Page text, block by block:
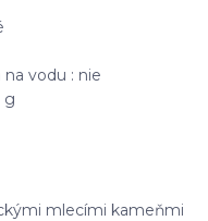
vodu : nie
g
mlecími kameňmi